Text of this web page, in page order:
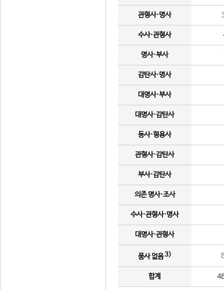
관형사·명사
수사·관형사
명사·부사
감탄사·명사
대명사·부사
대명사·감탄사
동사·형용사
관형사·감탄사
부사·감탄사
의존 명사·조사
수사·관형사·명사
대명사·관형사
품사 없음3)
합계